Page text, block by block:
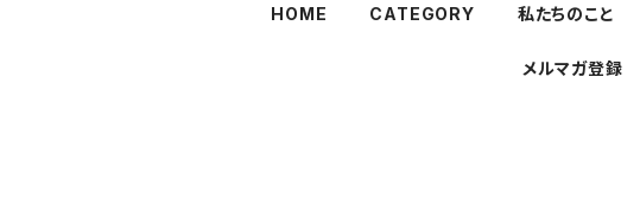
HOME CATEGORY 私たちのこと
メルマガ登録